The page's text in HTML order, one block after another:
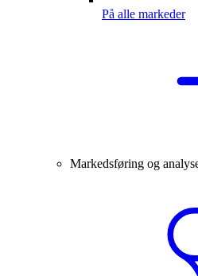
På alle markeder
Markedsføring og